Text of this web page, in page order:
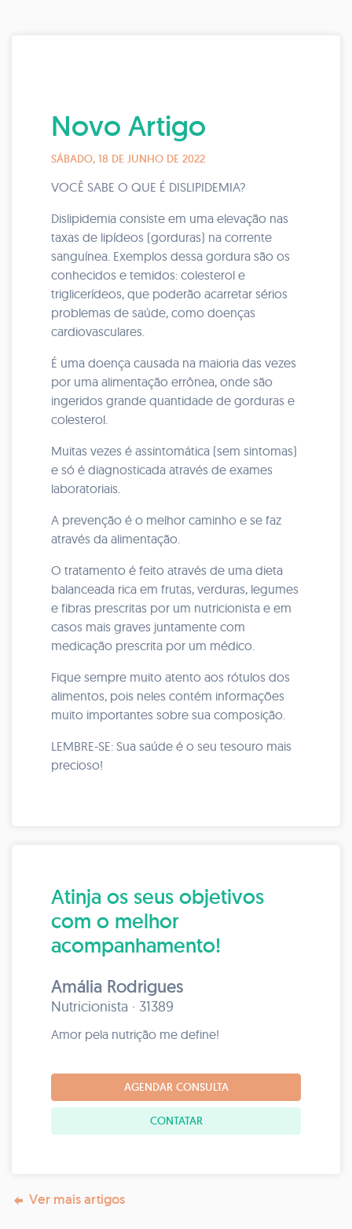
Novo Artigo
SÁBADO, 18 DE JUNHO DE 2022
VOCÊ SABE O QUE É DISLIPIDEMIA?
Dislipidemia consiste em uma elevação nas
taxas de lipídeos (gorduras) na corrente
sanguínea. Exemplos dessa gordura são os
conhecidos e temidos: colesterol e
triglicerídeos, que poderão acarretar sérios
problemas de saúde, como doenças
cardiovasculares.
É uma doença causada na maioria das vezes
por uma alimentação errônea, onde são
ingeridos grande quantidade de gorduras e
colesterol.
Muitas vezes é assintomática (sem sintomas)
e só é diagnosticada através de exames
laboratoriais.
A prevenção é o melhor caminho e se faz
através da alimentação.
O tratamento é feito através de uma dieta
balanceada rica em frutas, verduras, legumes
e fibras prescritas por um nutricionista e em
casos mais graves juntamente com
medicação prescrita por um médico.
Fique sempre muito atento aos rótulos dos
alimentos, pois neles contém informações
muito importantes sobre sua composição.
LEMBRE-SE: Sua saúde é o seu tesouro mais
precioso!
Atinja os seus objetivos
com o melhor
acompanhamento!
Amália Rodrigues
Nutricionista · 31389
Amor pela nutrição me define!
AGENDAR CONSULTA
CONTATAR
Ver mais artigos